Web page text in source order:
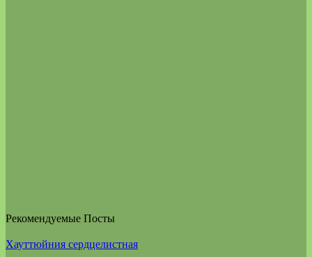
Рекомендуемые Посты
Хауттюйния сердцелистная